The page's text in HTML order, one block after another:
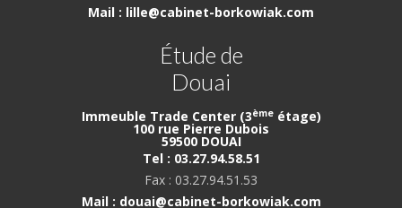
Mail : lille@cabinet-borkowiak.com
Étude de
Douai
Immeuble Trade Center (3èmeétage)
100 rue Pierre Dubois
59500 DOUAI
Tel : 03.27.94.58.51
Fax : 03.27.94.51.53
Mail : douai@cabinet-borkowiak.com